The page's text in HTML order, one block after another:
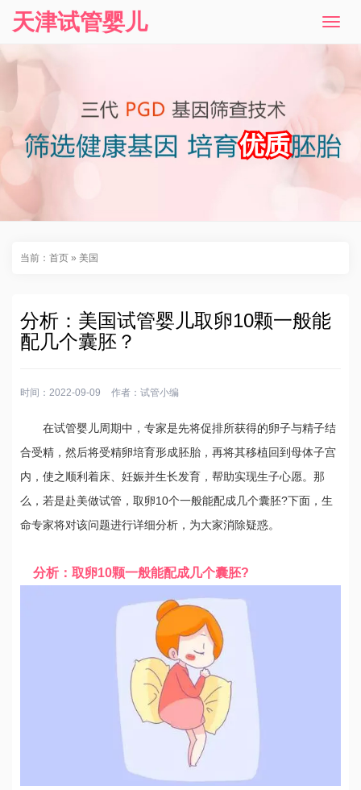
T
v
i
g
天津试管婴儿
当前： 首页 » 美国
分析：美国试管婴儿取卵10颗一般能
配几个囊胚？
时间：2022-09-09 作者： 试管小编
在试管婴儿周期中，专家是先将促排所获得的卵子与精子结
合受精，然后将受精卵培育形成胚胎，再将其移植回到母体子宫
内，使之顺利着床、妊娠并生长发育，帮助实现生子心愿。那
么，若是赴美做试管，取卵10个一般能配成几个囊胚?下面，生
命专家将对该问题进行详细分析，为大家消除疑惑。
分析：取卵10颗一般能配成几个囊胚?